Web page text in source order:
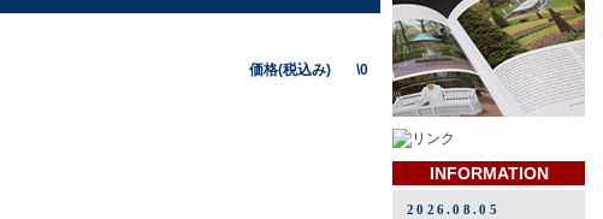
価格(税込み) \0
INFORMATION